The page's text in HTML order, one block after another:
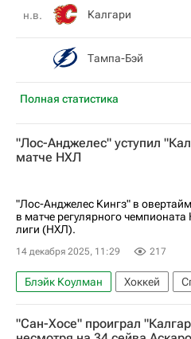
Полная статистика
н.в. Калгари
Тампа-Бэй
"Лос-Анджелес" уступил
матче НХЛ
"Лос-Анджелес Кингз" в
в матче регулярного
лиги (НХЛ).
14 декабря 2025, 11:29 217
Блэйк Коулман Хоккей
Адриан Кемпе
Морган
Лос-Анджелес Кингз
"Сан-Хосе" проиграл